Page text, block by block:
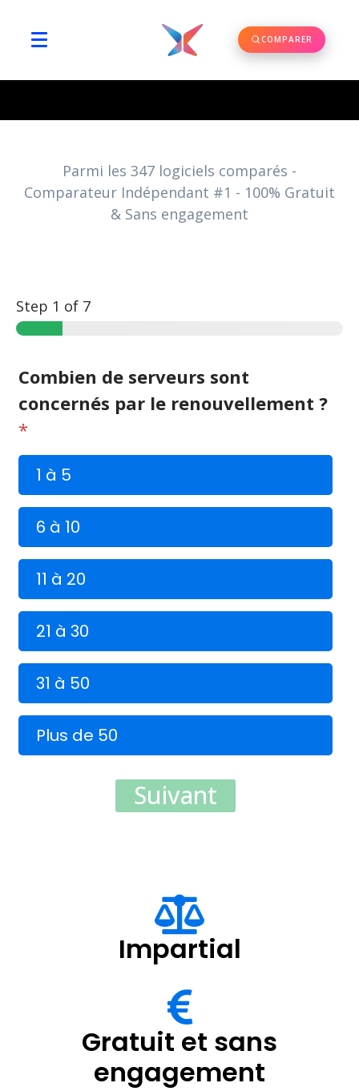
COMPARER
Parmi les 347 logiciels comparés -
Comparateur Indépendant #1 - 100% Gratuit
& Sans engagement
Step 1 of 7
Combien de serveurs sont
concernés par le renouvellement ?
*
1 à 5
6 à 10
11 à 20
21 à 30
31 à 50
Plus de 50
Suivant
Impartial
Gratuit et sans
engagement